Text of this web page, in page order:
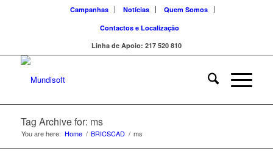
Campanhas Notícias
Quem Somos
Contactos e Localização
Linha de Apoio: 217 520 810
Tag Archive for: ms
You are here: Home / BRICSCAD / ms